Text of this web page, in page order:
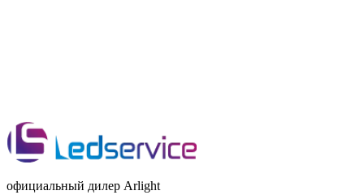
официальный дилер Arlight